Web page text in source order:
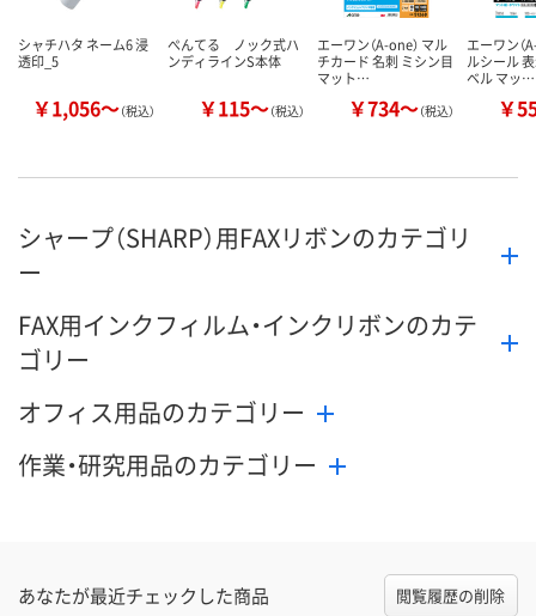
シャチハタ ネーム6 浸
透印_5
￥1,056～（税込）
ぺんてる ノック式ハ
ンディラインS本体
￥115～（税込）
エーワン（A-one） マル
チカード 名刺 ミシン目
マット…
￥734～（税込）
エーワン（
ルシール
ベル マッ…
￥
シャープ（SHARP）用FAXリボンのカテゴリ
ー
FAX用インクフィルム・インクリボンのカテ
ゴリー
オフィス用品のカテゴリー
作業・研究用品のカテゴリー
あなたが最近チェックした商品 閲覧履歴の削除